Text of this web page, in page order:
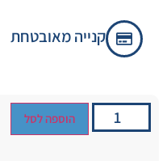
קנייה מאובטחת
הוספה לסל